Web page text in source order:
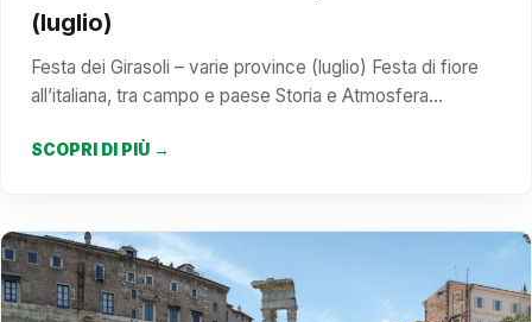
(luglio)
Festa dei Girasoli – varie province (luglio) Festa di fiore
all’italiana, tra campo e paese Storia e Atmosfera…
SCOPRI DI PIÙ →